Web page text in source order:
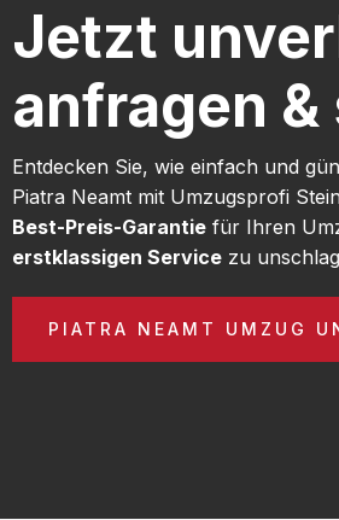
Jetzt
anfragen &
Entdecken Sie, wie einfach und
Piatra Neamt mit Umzugsprofi
Best-Preis-Garantie für Ihren
erstklassigen Service zu
PIATRA NEAMT UMZUG